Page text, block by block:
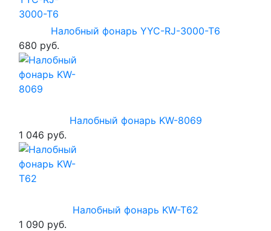
Налобный фонарь YYC-RJ-3000-T6
680 руб.
Налобный фонарь KW-8069
1 046 руб.
Налобный фонарь KW-T62
1 090 руб.